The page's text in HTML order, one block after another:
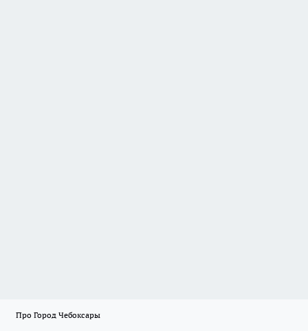
Про Город Чебоксары